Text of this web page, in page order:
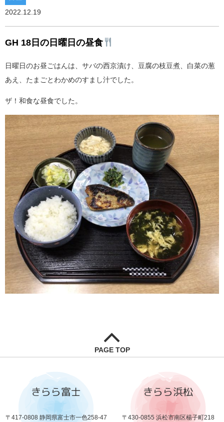
2022.12.19
GH 18日の日曜日の昼食
日曜日のお昼ごはんは、サバの西京漬け、豆腐の枝豆煮、白菜の葱
あえ、たまごとわかめのすまし汁でした。
ザ！和食な昼食でした。
PAGE TOP
きらら富士
〒417-0808 静岡県富士市一色258-47
きらら浜松
〒430-0855 浜松市南区楊子町218